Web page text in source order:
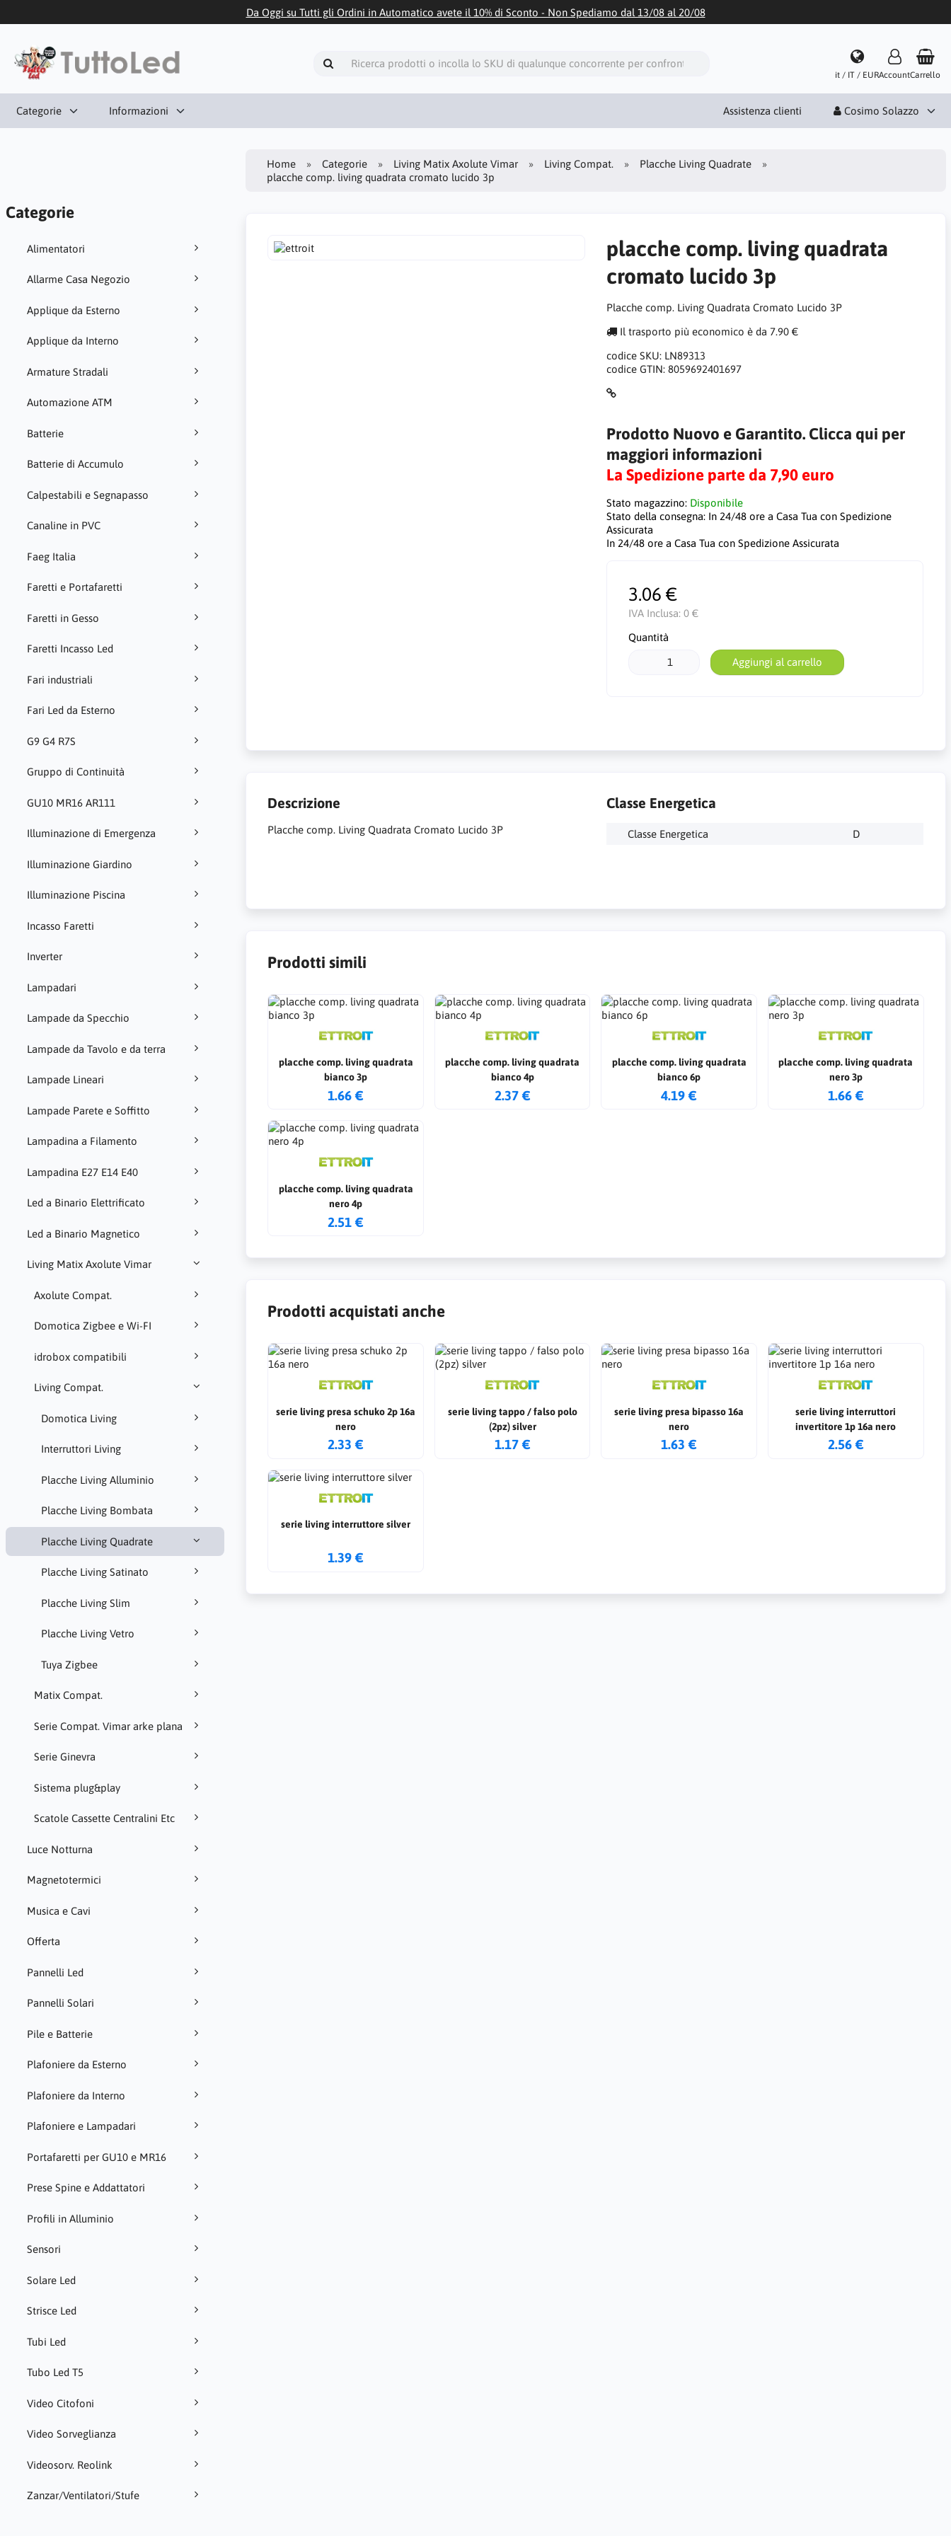
Da Oggi su Tutti gli Ordini in Automatico avete il 10% di Sconto - Non Spediamo dal 13/08 al 20/08
it / IT / EURAccountCarrello
Categorie Informazioni Assistenza clienti Cosimo Solazzo
Categorie
Alimentatori
Allarme Casa Negozio
Applique da Esterno
Applique da Interno
Armature Stradali
Automazione ATM
Batterie
Batterie di Accumulo
Calpestabili e Segnapasso
Canaline in PVC
Faeg Italia
Faretti e Portafaretti
Faretti in Gesso
Faretti Incasso Led
Fari industriali
Fari Led da Esterno
G9 G4 R7S
Gruppo di Continuità
GU10 MR16 AR111
Illuminazione di Emergenza
Illuminazione Giardino
Illuminazione Piscina
Incasso Faretti
Inverter
Lampadari
Lampade da Specchio
Lampade da Tavolo e da terra
Lampade Lineari
Lampade Parete e Soffitto
Lampadina a Filamento
Lampadina E27 E14 E40
Led a Binario Elettrificato
Led a Binario Magnetico
Living Matix Axolute Vimar
Axolute Compat.
Domotica Zigbee e Wi-FI
idrobox compatibili
Living Compat.
Domotica Living
Interruttori Living
Placche Living Alluminio
Placche Living Bombata
Placche Living Quadrate
Placche Living Satinato
Placche Living Slim
Placche Living Vetro
Tuya Zigbee
Matix Compat.
Serie Compat. Vimar arke plana
Serie Ginevra
Sistema plug&play
Scatole Cassette Centralini Etc
Luce Notturna
Magnetotermici
Musica e Cavi
Offerta
Pannelli Led
Pannelli Solari
Pile e Batterie
Plafoniere da Esterno
Plafoniere da Interno
Plafoniere e Lampadari
Portafaretti per GU10 e MR16
Prese Spine e Addattatori
Profili in Alluminio
Sensori
Solare Led
Strisce Led
Tubi Led
Tubo Led T5
Video Citofoni
Video Sorveglianza
Videosorv. Reolink
Zanzar/Ventilatori/Stufe
Home Categorie Living Matix Axolute Vimar Living Compat.
Placche Living Quadrate
placche comp. living quadrata cromato lucido 3p
placche comp. living quadrata
cromato lucido 3p
Placche comp. Living Quadrata Cromato Lucido 3P
Il trasporto più economico è da 7.90 €
codice SKU: LN89313
codice GTIN: 8059692401697
Prodotto Nuovo e Garantito. Clicca qui per
maggiori informazioni
La Spedizione parte da 7,90 euro
Stato magazzino: Disponibile
Stato della consegna: In 24/48 ore a Casa Tua con Spedizione
Assicurata
In 24/48 ore a Casa Tua con Spedizione Assicurata
3.06 €
IVA Inclusa: 0 €
Quantità
Aggiungi al carrello
Descrizione
Placche comp. Living Quadrata Cromato Lucido 3P
Classe Energetica
Classe Energetica D
Prodotti simili
placche comp. living quadrata
bianco 3p
1.66 €
placche comp. living quadrata
bianco 4p
2.37 €
placche comp. living quadrata
bianco 6p
4.19 €
placche comp. living quadrata
nero 3p
1.66 €
placche comp. living quadrata
nero 4p
2.51 €
Prodotti acquistati anche
serie living presa schuko 2p 16a
nero
2.33 €
serie living tappo / falso polo
(2pz) silver
1.17 €
serie living presa bipasso 16a
nero
1.63 €
serie living interruttori
invertitore 1p 16a nero
2.56 €
serie living interruttore silver
1.39 €